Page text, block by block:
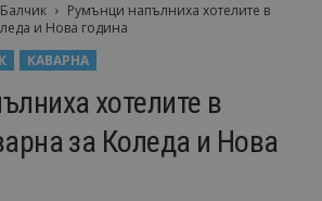
Балчик
Румънци напълниха хотелите в
и Нова година
КАВАРНА
хотелите в
за Коледа и Нова